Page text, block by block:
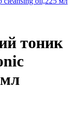
тоник